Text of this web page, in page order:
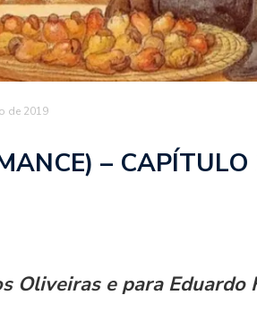
de 2019
– CAPÍTULO
Oliveiras e para Eduardo